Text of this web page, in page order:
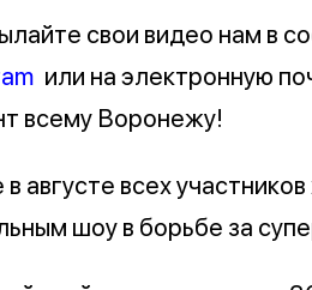
свои видео нам в
или на электронную
всему Воронежу!
августе всех
шоу в борьбе за